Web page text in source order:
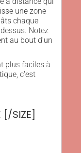
une zone
chaque
Notez
au bout d'un
plus faciles à
c'est
[/SIZE]